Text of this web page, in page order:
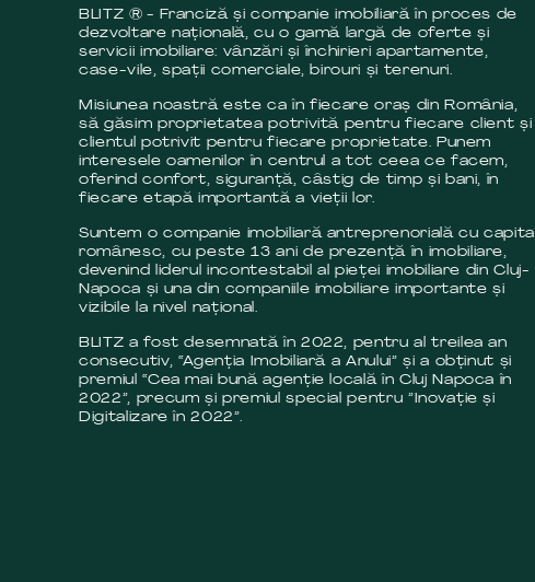
BLITZ ® - Franciză și companie imobiliară în proces de
dezvoltare națională, cu o gamă largă de oferte și
servicii imobiliare: vânzări și închirieri apartamente,
case-vile, spații comerciale, birouri și terenuri.
Misiunea noastră este ca în fiecare oraș din România,
să găsim proprietatea potrivită pentru fiecare client și
clientul potrivit pentru fiecare proprietate. Punem
interesele oamenilor în centrul a tot ceea ce facem,
oferind confort, siguranță, câstig de timp și bani, în
fiecare etapă importantă a vieții lor.
Suntem o companie imobiliară antreprenorială cu capital
românesc, cu peste 13 ani de prezență în imobiliare,
devenind liderul incontestabil al pieței imobiliare din Cluj-
Napoca și una din companiile imobiliare importante și
vizibile la nivel național.
BLITZ a fost desemnată în 2022, pentru al treilea an
consecutiv, “Agenția Imobiliară a Anului” și a obținut și
premiul “Cea mai bună agenție locală în Cluj Napoca în
2022”, precum și premiul special pentru ”Inovație și
Digitalizare în 2022”.